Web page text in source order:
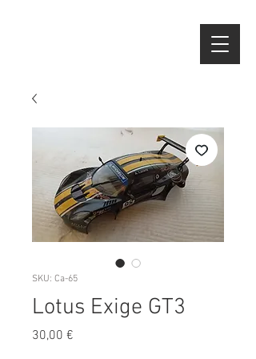
SKU: Ca-65
Lotus Exige GT3
30,00 €